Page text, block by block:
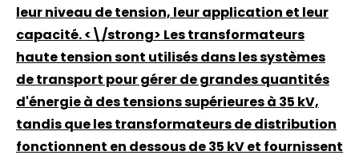
leur niveau de tension, leur application et leur
capacité. <\/strong> Les transformateurs
haute tension sont utilisés dans les systèmes
de transport pour gérer de grandes quantités
d'énergie à des tensions supérieures à 35 kV,
tandis que les transformateurs de distribution
fonctionnent en dessous de 35 kV et fournissent